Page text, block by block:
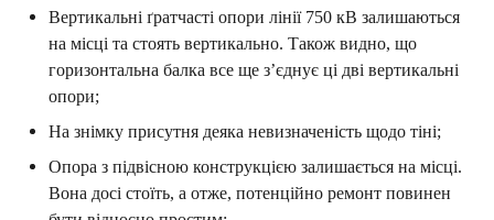
Вертикальні ґратчасті опори лінії 750 кВ залишаються
на місці та стоять вертикально. Також видно, що
горизонтальна балка все ще з’єднує ці дві вертикальні
опори;
На знімку присутня деяка невизначеність щодо тіні;
Опора з підвісною конструкцією залишається на місці.
Вона досі стоїть, а отже, потенційно ремонт повинен